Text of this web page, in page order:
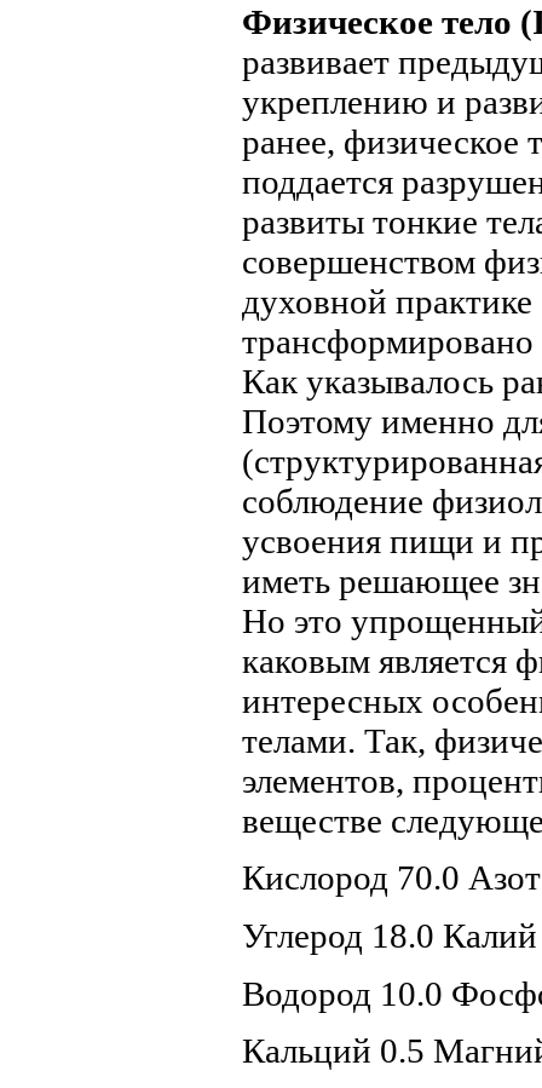
Физическое тело
развивает
укреплению и
ранее, физическое
поддается
развиты тонкие
совершенством
духовной
трансформировано
Как указывалось
Поэтому именно
соблюдение
усвоения пищи и
иметь решающее
Но это
каковым является
интересных
телами. Так,
элементов,
веществе
Кислород 70.0
Углерод 18.0
Водород 10.0
Кальций 0.5